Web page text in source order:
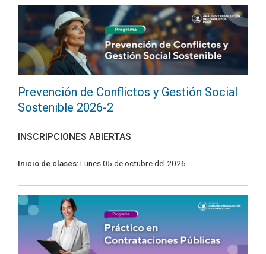
Prevención de Conflictos y Gestión Social
Sostenible 2026-2
INSCRIPCIONES ABIERTAS
Inicio de clases:Lunes 05 de octubre del 2026